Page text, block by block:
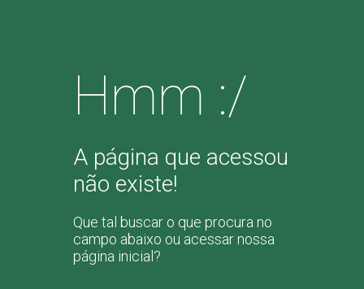
Hmm :/
A página que acessou
não existe!
Que tal buscar o que procura no
campo abaixo ou acessar nossa
página inicial?